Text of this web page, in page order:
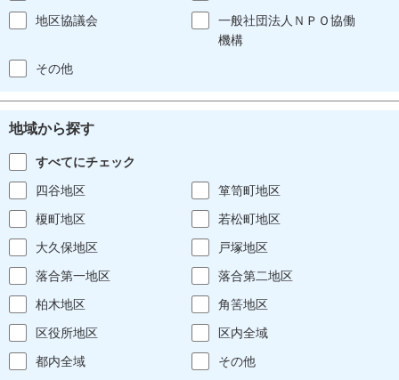
地区協議会
一般社団法人ＮＰＯ協働
機構
その他
地域から探す
すべてにチェック
四谷地区
箪笥町地区
榎町地区
若松町地区
大久保地区
戸塚地区
落合第一地区
落合第二地区
柏木地区
角筈地区
区役所地区
区内全域
都内全域
その他